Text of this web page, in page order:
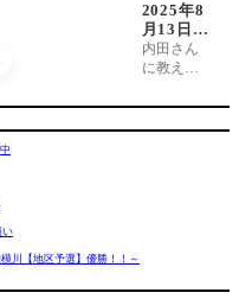
い
川【地区予選】優勝！！～
2025年8
月13日
（水）相
模川釣
りしまざ
内田さん
に教えて
たポイン
スマホを